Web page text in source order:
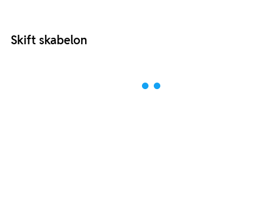
Skift skabelon